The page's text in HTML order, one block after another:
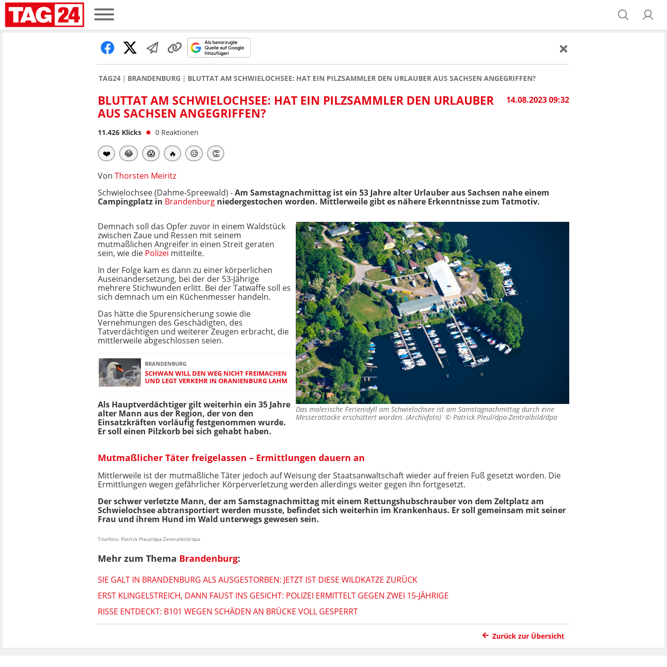
TAG24 BRANDENBURG BLUTTAT AM SCHWIELOCHSEE: HAT EIN PILZSAMMLER DEN URLAUBER AUS SACHSEN ANGEGRIFFEN?
14.08.2023 09:32
BLUTTAT AM SCHWIELOCHSEE: HAT EIN PILZSAMMLER DEN URLAUBER
AUS SACHSEN ANGEGRIFFEN?
11.426 Klicks 0 Reaktionen
❤️ 😂 😱 🔥 😥 👏
Von Thorsten Meiritz
Schwielochsee (Dahme-Spreewald) -Am Samstagnachmittag ist ein 53 Jahre alter Urlauber aus Sachsen nahe einem
Campingplatz in Brandenburg niedergestochen worden. Mittlerweile gibt es nähere Erkenntnisse zum Tatmotiv.
Das malerische Ferienidyll am Schwielochsee ist am Samstagnachmittag durch eine
Messerattacke erschüttert worden. (Archivfoto) © Patrick Pleul/dpa-Zentralbild/dpa
Demnach soll das Opfer zuvor in einem Waldstück
zwischen Zaue und Ressen mit seinem
mutmaßlichen Angreifer in einen Streit geraten
sein, wie die Polizei mitteilte.
In der Folge kam es dann zu einer körperlichen
Auseinandersetzung, bei der der 53-Jährige
mehrere Stichwunden erlitt. Bei der Tatwaffe soll es
sich demnach um ein Küchenmesser handeln.
Das hätte die Spurensicherung sowie die
Vernehmungen des Geschädigten, des
Tatverdächtigen und weiterer Zeugen erbracht, die
mittlerweile abgeschlossen seien.
BRANDENBURG
SCHWAN WILL DEN WEG NICHT FREIMACHEN
UND LEGT VERKEHR IN ORANIENBURG LAHM
Als Hauptverdächtiger gilt weiterhin ein 35 Jahre
alter Mann aus der Region, der von den
Einsatzkräften vorläufig festgenommen wurde.
Er soll einen Pilzkorb bei sich gehabt haben.
Mutmaßlicher Täter freigelassen – Ermittlungen dauern an
Mittlerweile ist der mutmaßliche Täter jedoch auf Weisung der Staatsanwaltschaft wieder auf freien Fuß gesetzt worden. Die
Ermittlungen wegen gefährlicher Körperverletzung werden allerdings weiter gegen ihn fortgesetzt.
Der schwer verletzte Mann, der am Samstagnachmittag mit einem Rettungshubschrauber von dem Zeltplatz am
Schwielochsee abtransportiert werden musste, befindet sich weiterhin im Krankenhaus. Er soll gemeinsam mit seiner
Frau und ihrem Hund im Wald unterwegs gewesen sein.
Titelfoto: Patrick Pleul/dpa-Zentralbild/dpa
Mehr zum Thema Brandenburg:
SIE GALT IN BRANDENBURG ALS AUSGESTORBEN: JETZT IST DIESE WILDKATZE ZURÜCK
ERST KLINGELSTREICH, DANN FAUST INS GESICHT: POLIZEI ERMITTELT GEGEN ZWEI 15-JÄHRIGE
RISSE ENTDECKT: B101 WEGEN SCHÄDEN AN BRÜCKE VOLL GESPERRT
Zurück zur Übersicht